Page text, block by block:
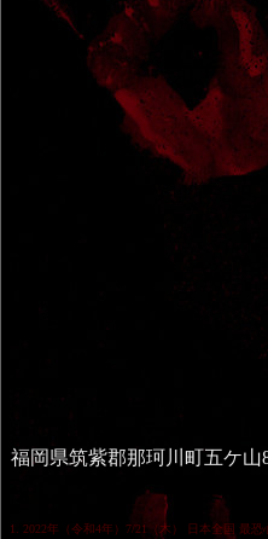
福岡県筑紫郡那珂川町五ケ山
2022年（令和4年）7/21（木） 日本全国 最